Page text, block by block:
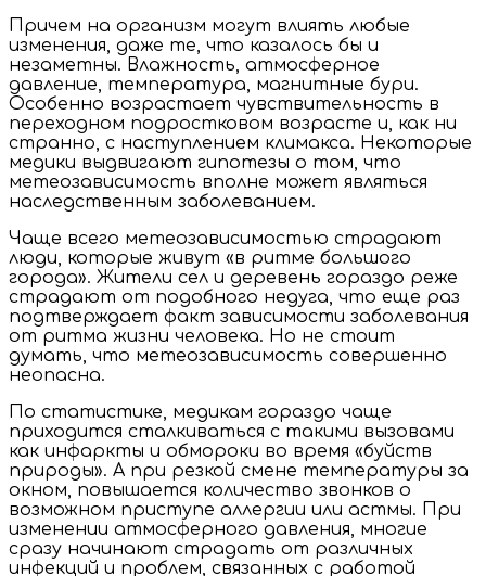
Причем на организм могут влиять любые
изменения, даже те, что казалось бы и
незаметны. Влажность, атмосферное
давление, температура, магнитные бури.
Особенно возрастает чувствительность в
переходном подростковом возрасте и, как ни
странно, с наступлением климакса. Некоторые
медики выдвигают гипотезы о том, что
метеозависимость вполне может являться
наследственным заболеванием.
Чаще всего метеозависимостью страдают
люди, которые живут «в ритме большого
города». Жители сел и деревень гораздо реже
страдают от подобного недуга, что еще раз
подтверждает факт зависимости заболевания
от ритма жизни человека. Но не стоит
думать, что метеозависимость совершенно
неопасна.
По статистике, медикам гораздо чаще
приходится сталкиваться с такими вызовами
как инфаркты и обмороки во время «буйств
природы». А при резкой смене температуры за
окном, повышается количество звонков о
возможном приступе аллергии или астмы. При
изменении атмосферного давления, многие
сразу начинают страдать от различных
инфекций и проблем, связанных с работой